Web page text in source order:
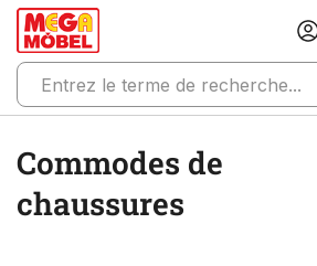
Commodes de
chaussures